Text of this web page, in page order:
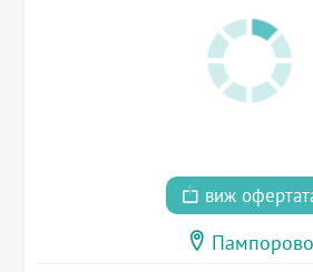
виж
Пампорово